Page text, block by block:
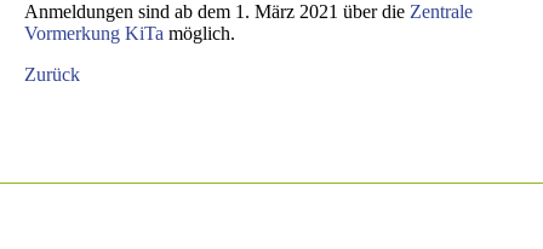
Anmeldungen sind ab dem 1. März 2021 über die Zentrale
Vormerkung KiTa möglich.
Zurück